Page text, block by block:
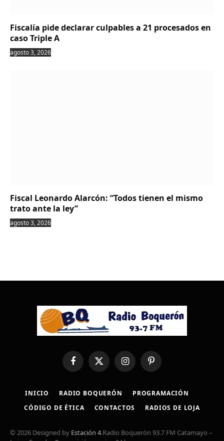
Fiscalía pide declarar culpables a 21 procesados en
caso Triple A
agosto 3, 2026
Fiscal Leonardo Alarcón: “Todos tienen el mismo
trato ante la ley”
agosto 3, 2026
FacebookX
(Twitter)
InstagramPinterest
INICIO RADIO BOQUERÓN
PROGRAMACIÓN
CÓDIGO DE ÉTICA
CONTACTOS RADIOS DE LOJA
© 2026 Designed by Estación 4.Radio Boquerón 93.7 FM Catamayo –